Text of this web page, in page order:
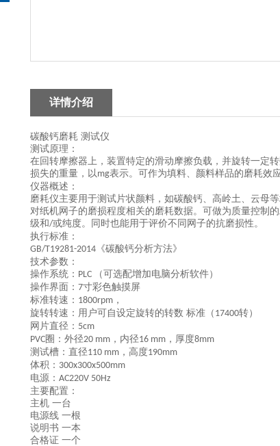
详情介绍
碳酸钙磨耗 测试仪
测试原理 ：
在回转摩擦器上，装置特定的滑动摩擦负载，并旋转一定
损失的重量，以mg表示。可作为填料、颜料样品的磨耗效
仪器概述：
磨耗仪主要用于测试片状颜料，如碳酸钙、高岭土、云母
对纸机网子的磨损程度相关的磨耗数据。可做为质量控制
级和/或纯度。同时也能用于评价不同网子的抗磨损性。
执行标准：
GB/T19281-2014 《碳酸钙分析方法》
技术参数：
操作系统： PLC
（可选配增加电脑分析软件）
操作界面： 7寸彩色触摸屏
标准转速： 1800rpm ，
旋转转速：用户可自设定旋转的转数 标准（ 17400转）
网片直径： 5cm
PVC圈：外径20 mm ，内径16 mm ，厚度8mm
测试槽：直径110 mm ，高度190mm
体积： 300x300x500mm
电源： AC220V 50Hz
主要配置：
主机 一台
电源线 一根
说明书 一本
合格证 一个